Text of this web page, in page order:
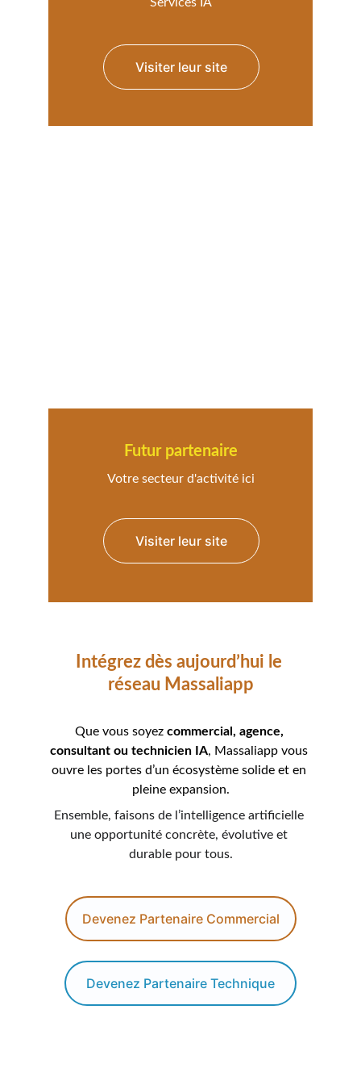
Futur partenaire
Votre secteur d'activité ici
Visiter leur site
Visiter leur site
Intégrez dès aujourd’hui le
réseau Massaliapp
Que vous soyez commercial, agence,
consultant ou technicien IA, Massaliapp vous
ouvre les portes d’un écosystème solide et en
pleine expansion.
Ensemble, faisons de l’intelligence artificielle
une opportunité concrète, évolutive et
durable pour tous.
Devenez Partenaire Commercial
Devenez Partenaire Technique